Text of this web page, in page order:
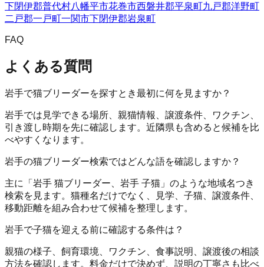
下閉伊郡普代村八幡平市花巻市西磐井郡平泉町九戸郡洋野町
二戸郡一戸町一関市下閉伊郡岩泉町
FAQ
よくある質問
岩手で猫ブリーダーを探すとき最初に何を見ますか？
岩手では見学できる場所、親猫情報、譲渡条件、ワクチン、
引き渡し時期を先に確認します。近隣県も含めると候補を比
べやすくなります。
岩手の猫ブリーダー検索ではどんな語を確認しますか？
主に「岩手 猫ブリーダー、岩手 子猫」のような地域名つき
検索を見ます。猫種名だけでなく、見学、子猫、譲渡条件、
移動距離を組み合わせて候補を整理します。
岩手で子猫を迎える前に確認する条件は？
親猫の様子、飼育環境、ワクチン、食事説明、譲渡後の相談
方法を確認します。料金だけで決めず、説明の丁寧さも比べ